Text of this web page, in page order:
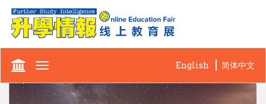
Toggle
English 简体中文